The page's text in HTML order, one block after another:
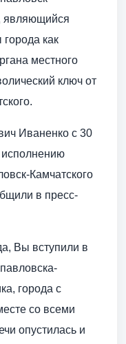
являющийся
как
местного
ключ от
Иваненко с 30
исполнению
Камчатского
в пресс-
Вы вступили в
города с
со всеми
опустилась и